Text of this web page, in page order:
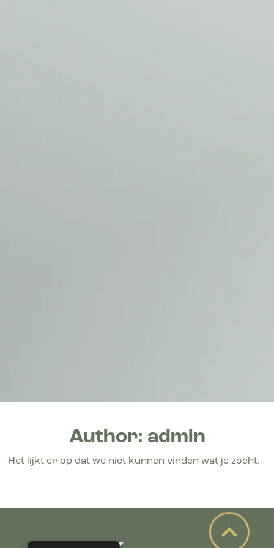
Author: admin
Het lijkt er op dat we niet kunnen vinden wat je zocht.